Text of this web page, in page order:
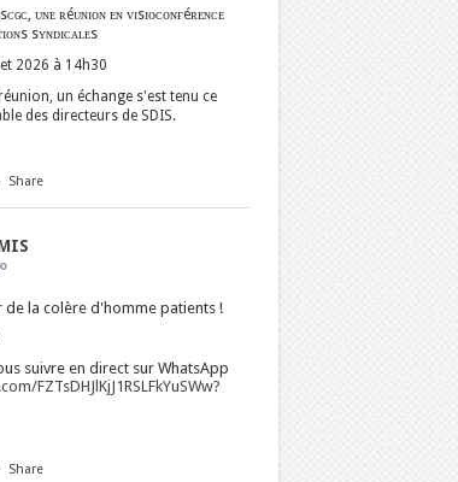
ᴜɴᴇ ʀéᴜɴɪᴏɴ ᴇɴ ᴠɪsɪᴏᴄᴏɴғéʀᴇɴᴄᴇ
sʏɴᴅɪᴄᴀʟᴇs
2026 à 14h30
un échange s'est tenu ce
des directeurs de SDIS.
Share
la colère d'homme patients !
suivre en direct sur WhatsApp
FZTsDHJlKjJ1RSLFkYuSWw?
Share